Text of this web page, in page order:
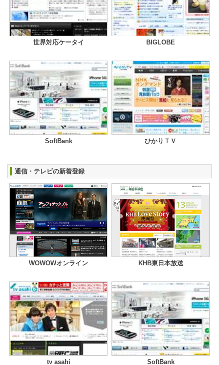
世界対応ケータイ BIGLOBE
SoftBank ひかりＴＶ
通信・テレビの新着登録
WOWOWオンライン KHB東日本放送
tv asahi SoftBank